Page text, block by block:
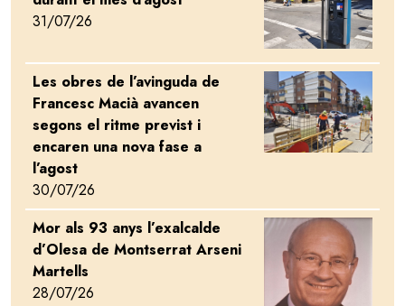
31/07/26
Les obres de l’avinguda de
Francesc Macià avancen
segons el ritme previst i
encaren una nova fase a
l’agost
30/07/26
Image
Mor als 93 anys l’exalcalde
d’Olesa de Montserrat Arseni
Martells
28/07/26
Image